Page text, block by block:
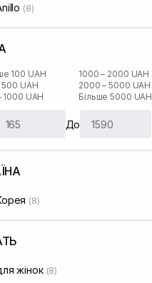
(8)
100 UAH
500 UAH
1000 UAH
1000 – 2000 UAH
2000 – 5000 UAH
Більше 5000 UAH
До
(8)
жінок (8)